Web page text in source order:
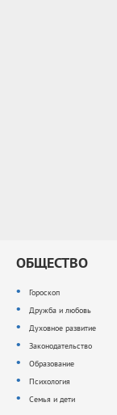
ОБЩЕСТВО
Гороскоп
Дружба и любовь
Духовное развитие
Законодательство
Образование
Психология
Семья и дети